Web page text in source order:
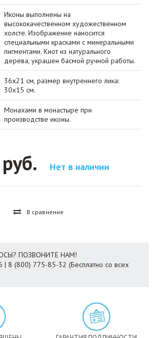
Иконы выполнены на
высококачественном художественном
холсте. Изображение наносится
специальными красками с минеральными
пигментами. Киот из натурального
дерева, украшен басмой ручной работы.
36х21 см, размер внутреннего лика:
30х15 см.
Монахами в монастыре при
производстве иконы.
Нет в наличии
В сравнение
ПОЗВОНИТЕ НАМ!
8 (800) 775-85-32 (Бесплатно со всех